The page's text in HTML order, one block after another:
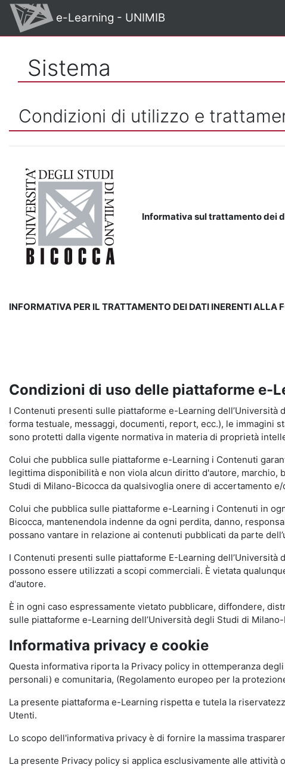
Vai al contenuto principale
e-Learning - UNIMIB
Sistema
Condizioni di utilizzo e
Informativa sul trattamento dei
INFORMATIVA PER IL TRATTAMENTO DEI DATI INERENTI ALLA
Condizioni di uso delle piattaforme e-
I Contenuti presenti sulle piattaforme e-Learning
forma testuale, messaggi, documenti, report, ecc.), le immagini
sono protetti dalla vigente normativa in materia di proprietà
Colui che pubblica sulle piattaforme e-Learning i Contenuti
legittima disponibilità e non viola alcun diritto d'autore,
Studi di Milano-Bicocca da qualsivoglia onere di accertamento
Colui che pubblica sulle piattaforme e-Learning i Contenuti in
Bicocca, mantenendola indenne da ogni perdita, danno,
possano vantare in relazione ai contenuti pubblicati da parte
I Contenuti presenti sulle piattaforme E-Learning
possono essere utilizzati a scopi commerciali. È vietata
d'autore.
È in ogni caso espressamente vietato pubblicare, diffondere,
sulle piattaforme e-Learning dell’Università degli Studi di
Informativa privacy e cookie
Questa informativa riporta la Privacy policy in ottemperanza
personali) e comunitaria, (Regolamento europeo per la
La presente piattaforma e-Learning rispetta e tutela la
Utenti.
Lo scopo dell'informativa privacy è di fornire la massima
La presente Privacy policy si applica esclusivamente alle